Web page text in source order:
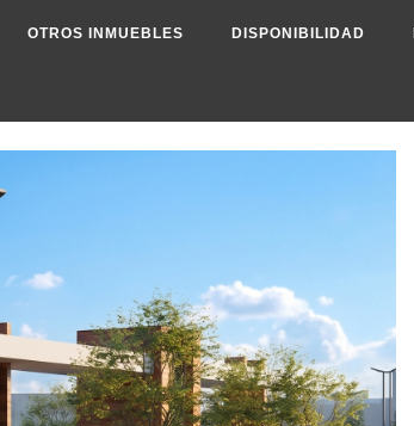
OTROS INMUEBLES DISPONIBILIDAD